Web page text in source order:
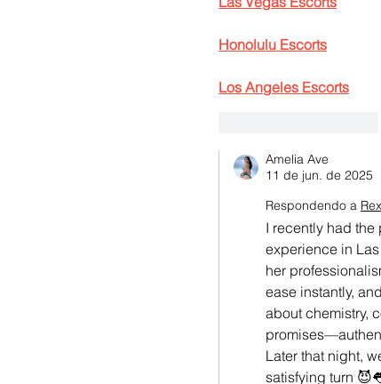
Honolulu Escorts
Los Angeles Escorts
Amelia Ave
11 de jun. de 2025
Respondendo a
I recently had
experience in
her
ease instantly,
about chemistry,
Later that night,
satisfying turn